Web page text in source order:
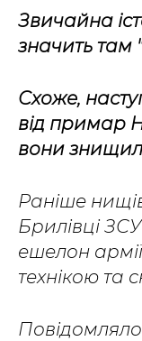
Звичайна
значить там
Схоже,
від примар
вони
Раніше
Брилівці ЗСУ
ешелон
технікою та